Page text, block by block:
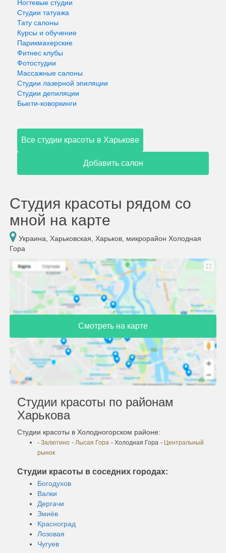
Ногтевые студии
Студии татуажа
Тату салоны
Курсы и обучение
Парикмахерские
Фитнес клубы
Фотостудии
Массажные салоны
Студии лазерной эпиляции
Студии депиляции
Бьюти-коворкинги
Все студии красоты в Харькове
Добавить салон
Студия красоты рядом со
мной на карте
Украина, Харьковская, Харьков, микрорайон Холодная
Гора
Смотреть на карте
Студии красоты по районам
Харькова
Студии красоты в Холодногорском районе:
- Залютино - Лысая Гора - Холодная Гора - Центральный
рынок
Студии красоты в соседних городах:
Богодухов
Валки
Дергачи
Змиёв
Красноград
Лозовая
Чугуев